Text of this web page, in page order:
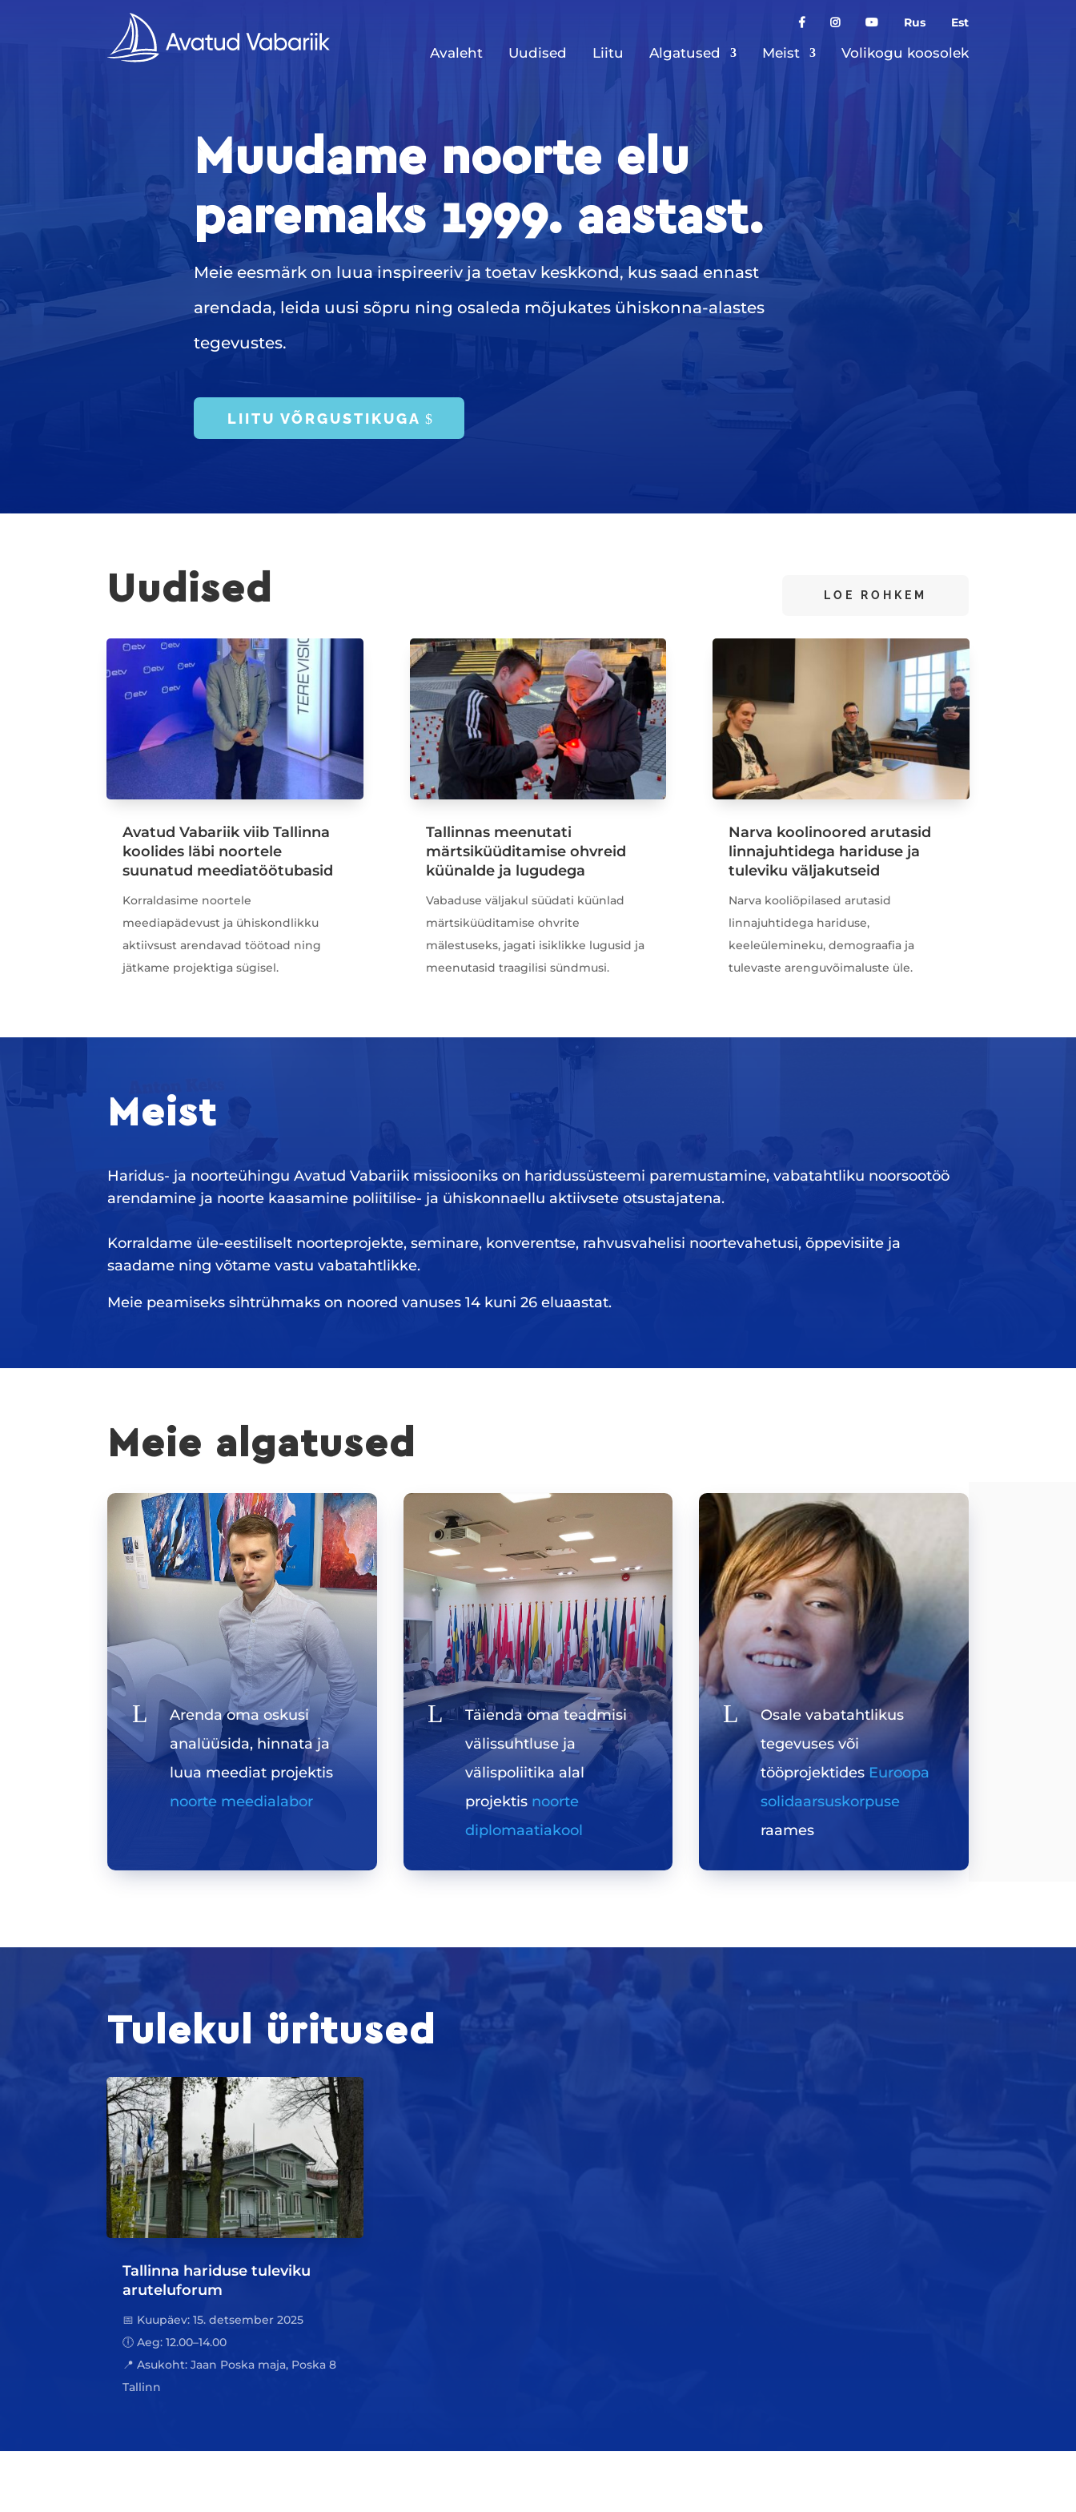
Rus Est
Avaleht Uudised Liitu Algatused Meist Volikogu koosolek
Muudame noorte elu
paremaks 1999. aastast.
Meie eesmärk on luua inspireeriv ja toetav keskkond, kus saad ennast
arendada, leida uusi sõpru ning osaleda mõjukates ühiskonna-alastes
tegevustes.
LIITU VÕRGUSTIKUGA
Uudised LOE ROHKEM
Avatud Vabariik viib Tallinna
koolides läbi noortele
suunatud meediatöötubasid
Korraldasime noortele
meediapädevust ja ühiskondlikku
aktiivsust arendavad töötoad ning
jätkame projektiga sügisel.
Tallinnas meenutati
märtsiküüditamise ohvreid
küünalde ja lugudega
Vabaduse väljakul süüdati küünlad
märtsiküüditamise ohvrite
mälestuseks, jagati isiklikke lugusid ja
meenutasid traagilisi sündmusi.
Narva koolinoored arutasid
linnajuhtidega hariduse ja
tuleviku väljakutseid
Narva kooliõpilased arutasid
linnajuhtidega hariduse,
keeleülemineku, demograafia ja
tulevaste arenguvõimaluste üle.
Meist
Haridus- ja noorteühingu Avatud Vabariik missiooniks on haridussüsteemi paremustamine, vabatahtliku noorsootöö
arendamine ja noorte kaasamine poliitilise- ja ühiskonnaellu aktiivsete otsustajatena.
Korraldame üle-eestiliselt noorteprojekte, seminare, konverentse, rahvusvahelisi noortevahetusi, õppevisiite ja
saadame ning võtame vastu vabatahtlikke.
Meie peamiseks sihtrühmaks on noored vanuses 14 kuni 26 eluaastat.
Meie algatused
L
Arenda oma oskusi
analüüsida, hinnata ja
luua meediat projektis
noorte meedialabor
L
Täienda oma teadmisi
välissuhtluse ja
välispoliitika alal
projektis noorte
diplomaatiakool
L
Osale vabatahtlikus
tegevuses või
tööprojektides Euroopa
solidaarsuskorpuse
raames
Tulekul üritused
Tallinna hariduse tuleviku
aruteluforum
📅 Kuupäev: 15. detsember 2025
🕕 Aeg: 12.00–14.00
📍 Asukoht: Jaan Poska maja, Poska 8
Tallinn